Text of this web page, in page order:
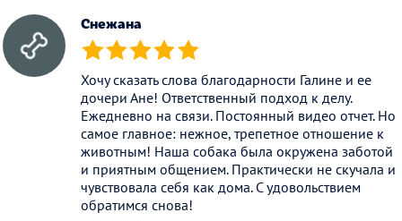
Снежана
(*) (*) (*) (*) (*)
Хочу сказать слова благодарности Галине и ее
дочери Ане! Ответственный подход к делу.
Ежедневно на связи. Постоянный видео отчет. Но
самое главное: нежное, трепетное отношение к
животным! Наша собака была окружена заботой
и приятным общением. Практически не скучала и
чувствовала себя как дома. С удовольствием
обратимся снова!